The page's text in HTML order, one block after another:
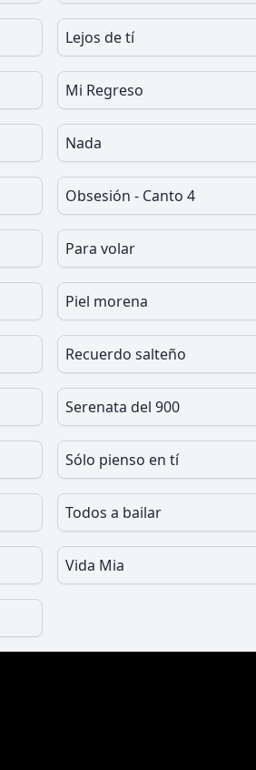
Lejos de tí
Mi Regreso
Nada
Obsesión - Canto 4
Para volar
Piel morena
Recuerdo salteño
Serenata del 900
Sólo pienso en tí
Todos a bailar
Vida Mia